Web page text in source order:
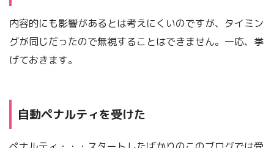
内容的にも影響があるとは考えにくいのですが、タイミン
グが同じだったので無視することはできません。一応、挙
げておきます。
自動ペナルティを受けた